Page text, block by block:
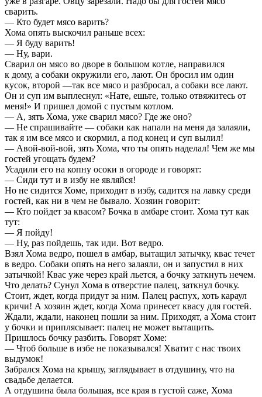
сварить.
— Кто будет мясо варить?
Хома опять выскочил раньше всех:
— Я буду варить!
— Ну, вари.
Сварил он мясо во дворе в большом котле, направился
к дому, а собаки окружили его, лают. Он бросил им один
кусок, второй —так все мясо и разбросал, а собаки все лают.
Он и суп им выплеснул: «Нате, ешьте, только отвяжитесь от
меня!» И пришел домой с пустым котлом.
— А, зять Хома, уже сварил мясо? Где же оно?
— Не спрашивайте — собаки как напали на меня да залаяли,
так я им все мясо и скормил, а под конец и суп вылил!
— Авой-вой-вой, зять Хома, что ты опять наделал! Чем же мы
гостей угощать будем?
Усадили его на копну осоки в огороде и говорят:
— Сиди тут и в избу не являйся!
Но не сидится Хоме, приходит в избу, садится на лавку среди
гостей, как ни в чем не бывало. Хозяин говорит:
— Кто пойдет за квасом? Бочка в амбаре стоит. Хома тут как
тут:
— Я пойду!
— Ну, раз пойдешь, так иди. Вот ведро.
Взял Хома ведро, пошел в амбар, вытащил затычку, квас течет
в ведро. Собаки опять на него залаяли, он и запустил в них
затычкой! Квас уже через край льется, а бочку заткнуть нечем.
Что делать? Сунул Хома в отверстие палец, заткнул бочку.
Стоит, ждет, когда придут за ним. Палец распух, хоть караул
кричи! А хозяин ждет, когда Хома принесет квасу для гостей.
Ждали, ждали, наконец пошли за ним. Приходят, а Хома стоит
у бочки и приплясывает: палец не может вытащить.
Пришлось бочку разбить. Говорят Хоме:
— Чтоб больше в избе не показывался! Хватит с нас твоих
выдумок!
Забрался Хома на крышу, заглядывает в отдушину, что на
свадьбе делается.
А отдушина была большая, все края в густой саже, Хома